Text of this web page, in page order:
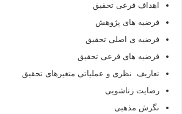
اهداف فرعی تحقیق
فرضیه های پژوهش
فرضیه ی اصلی تحقیق
فرضیه های فرعی تحقیق
تعاریف نظری و عملیاتی متغیرهای تحقیق
رضایت زناشویی
نگرش مذهبی